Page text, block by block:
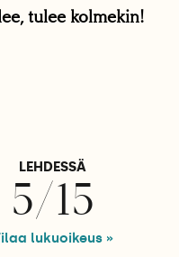
tulee kolmekin!
LEHDESSÄ
5/15
lukuoikeus »